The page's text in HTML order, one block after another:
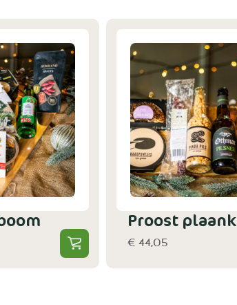
Proost plaank
€ 44,05